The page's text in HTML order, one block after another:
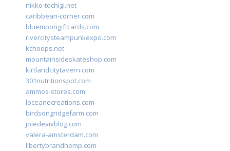
nikko-tochigi.net
caribbean-corner.com
bluemoongiftcards.com
rivercitysteampunkexpo.com
kchoops.net
mountainsideskateshop.com
kirtlandcitytavern.com
301nutritionspot.com
ammos-stores.com
loceanecreations.com
birdsongridgefarm.com
joiedevivblog.com
valera-amsterdam.com
libertybrandhemp.com